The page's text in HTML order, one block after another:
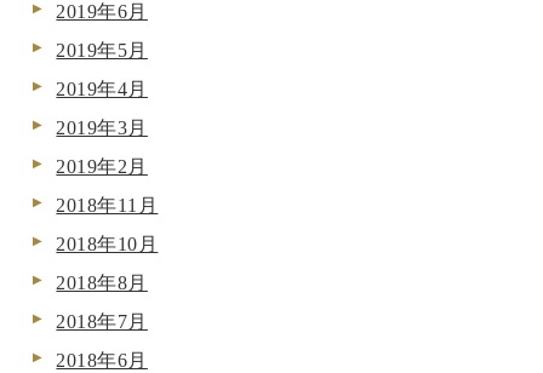
2019年6月
2019年5月
2019年4月
2019年3月
2019年2月
2018年11月
2018年10月
2018年8月
2018年7月
2018年6月